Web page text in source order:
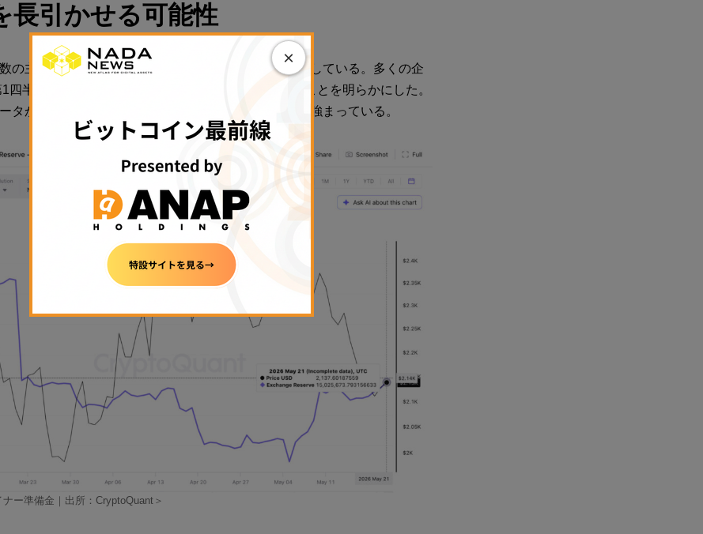
長引かせる可能性
の主要上場マイニング企業の第1四半期決算とも一致している。多くの企
四半期だけで、2025年通年を上回るBTCを売却したことを明らかにした。
タからは、この転換が第2四半期にも続いた可能性が強まっている。
ー準備金｜出所：CryptoQuant＞
×